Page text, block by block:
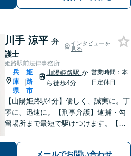
相談を。【完全個室で対応】【バリア
フリー】
川手 涼平 弁
護士
インタビューを
見る
姫路駅前法律事務所
兵
庫
県
|
姫
路
市
山陽姫路駅 か
ら徒歩4分
営業時間：本
日定休日
【山陽姫路駅4分】優しく、誠実に。丁
寧に、迅速に。【刑事弁護】逮捕・勾
留場所まで最短で駆けつけます。【債
の生活再建をサポートします。【交通
メールでお問い合わせ